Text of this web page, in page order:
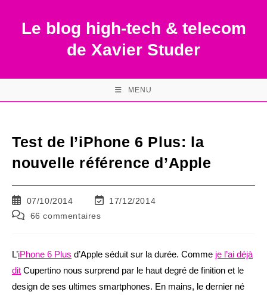
contentLe blog high-tech & telecom
de Xavier Studer
MENU
Test de l’iPhone 6 Plus: la
nouvelle référence d’Apple
Publication
publiée :
07/10/2014
Dernière
17/12/2014
Commentaires
66 commentaires
L’iPhone 6 Plus d’Apple séduit sur la durée. Comme je l’ai déjà
dit Cupertino nous surprend par le haut degré de finition et le
design de ses ultimes smartphones. En mains, le dernier né